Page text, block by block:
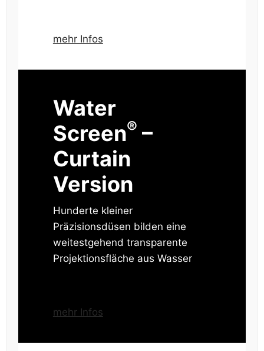
mehr Infos
Water
Screen® –
Curtain
Version
Hunderte kleiner
Präzisionsdüsen bilden eine
weitestgehend transparente
Projektionsfläche aus Wasser
mehr Infos